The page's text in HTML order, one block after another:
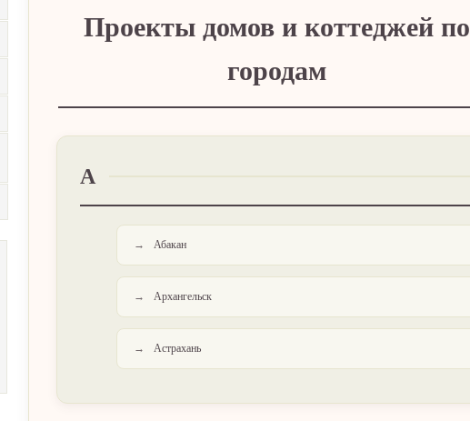
Проекты домов и коттеджей по
городам
А
Абакан
Архангельск
Астрахань